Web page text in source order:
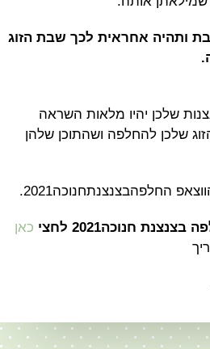
ותהיה אחראית לכך שבת הזוג
שלכן יהיו מלאות השראה
שלכן להחלפה ושהתוכן שלהן
החלפהבצנצנתחנוכה2021.
חנוכה2021 לחצי
כאן